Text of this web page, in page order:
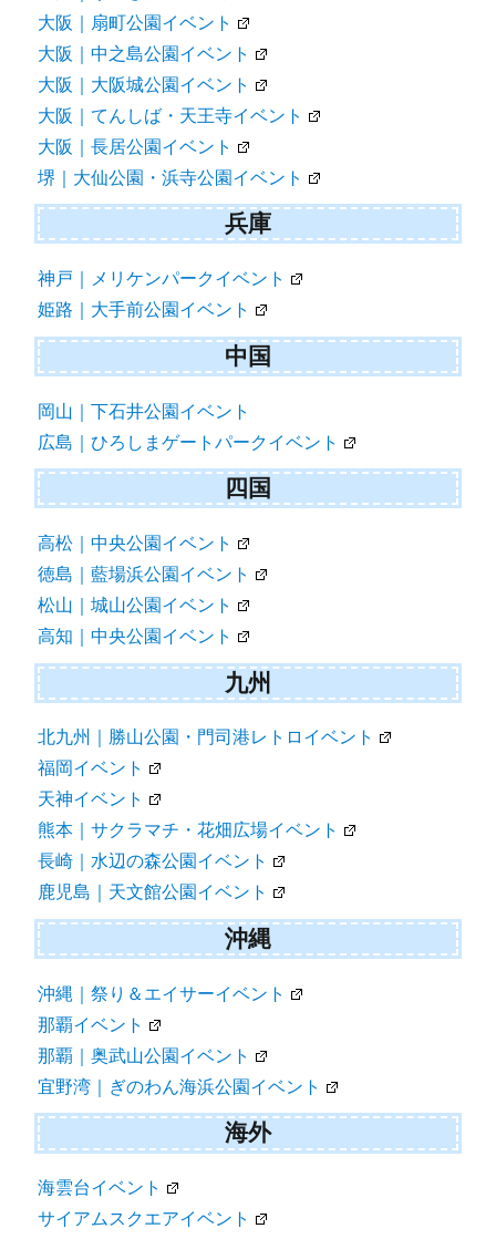
大阪｜扇町公園イベント
大阪｜中之島公園イベント
大阪｜大阪城公園イベント
大阪｜てんしば・天王寺イベント
大阪｜長居公園イベント
堺｜大仙公園・浜寺公園イベント
兵庫
神戸｜メリケンパークイベント
姫路｜大手前公園イベント
中国
岡山｜下石井公園イベント
広島｜ひろしまゲートパークイベント
四国
高松｜中央公園イベント
徳島｜藍場浜公園イベント
松山｜城山公園イベント
高知｜中央公園イベント
九州
北九州｜勝山公園・門司港レトロイベント
福岡イベント
天神イベント
熊本｜サクラマチ・花畑広場イベント
長崎｜水辺の森公園イベント
鹿児島｜天文館公園イベント
沖縄
沖縄｜祭り＆エイサーイベント
那覇イベント
那覇｜奥武山公園イベント
宜野湾｜ぎのわん海浜公園イベント
海外
海雲台イベント
サイアムスクエアイベント